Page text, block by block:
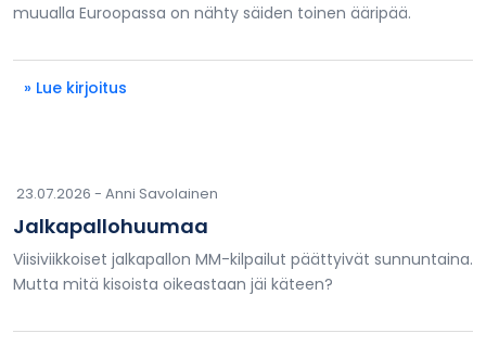
muualla Euroopassa on nähty säiden toinen ääripää.
» Lue kirjoitus
23.07.2026 - Anni Savolainen
Jalkapallohuumaa
Viisiviikkoiset jalkapallon MM-kilpailut päättyivät sunnuntaina.
Mutta mitä kisoista oikeastaan jäi käteen?